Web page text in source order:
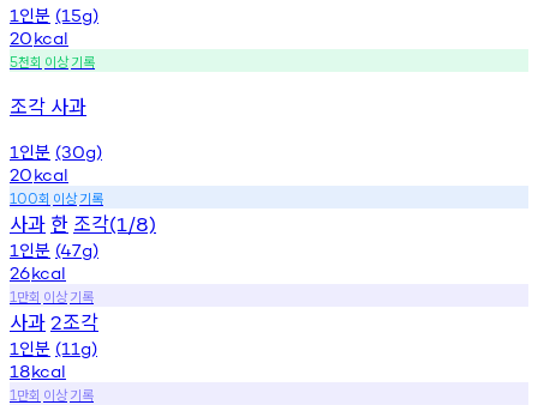
1 인분 (15g)
20kcal
5천회 이상기록
조각 사과
1 인분 (30g)
20kcal
100회 이상기록
사과 한 조각(1/8)
1 인분 (47g)
26kcal
1 만회 이상기록
사과 2조각
1 인분 (11g)
18kcal
1 만회 이상기록